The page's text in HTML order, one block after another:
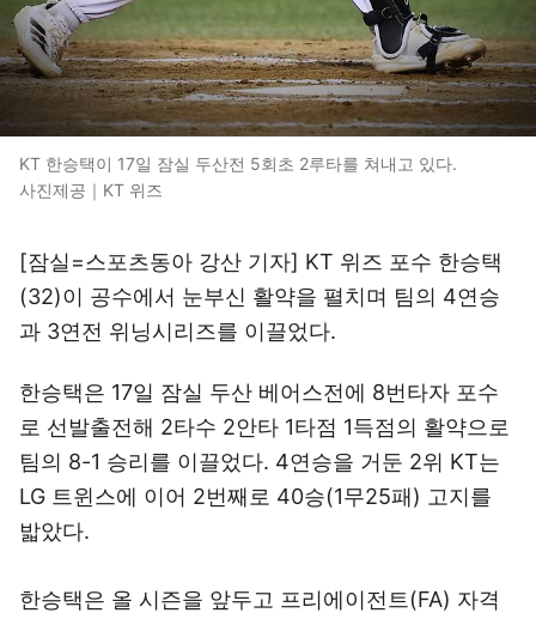
KT 한승택이 17일 잠실 두산전 5회초 2루타를 쳐내고 있다.
사진제공｜KT 위즈
[잠실=스포츠동아 강산 기자] KT 위즈 포수 한승택
(32)이 공수에서 눈부신 활약을 펼치며 팀의 4연승
과 3연전 위닝시리즈를 이끌었다.
한승택은 17일 잠실 두산 베어스전에 8번타자 포수
로 선발출전해 2타수 2안타 1타점 1득점의 활약으로
팀의 8-1 승리를 이끌었다. 4연승을 거둔 2위 KT는
LG 트윈스에 이어 2번째로 40승(1무25패) 고지를
밟았다.
한승택은 올 시즌을 앞두고 프리에이전트(FA) 자격